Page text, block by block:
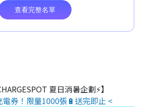
夏日消暑企劃⚡】
電券！限量1000張🔋送完即止 <